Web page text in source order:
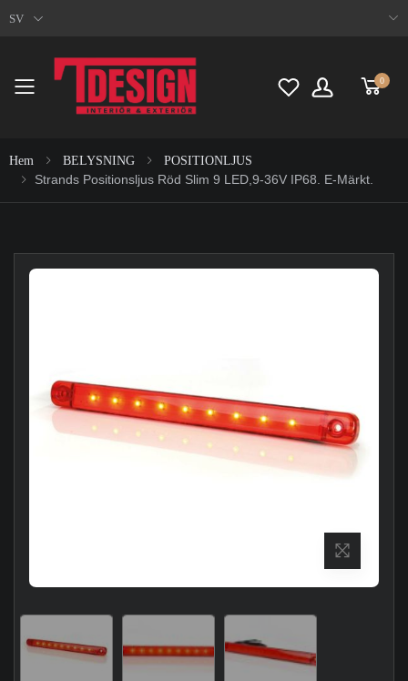
SV
Toggle mobile menu
0
Hem BELYSNING POSITIONLJUS
Strands Positionsljus Röd Slim 9 LED,9-36V IP68. E-Märkt.